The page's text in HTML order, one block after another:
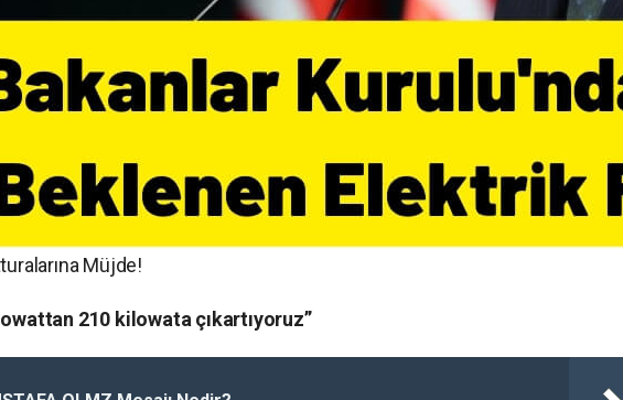
Müjde!
210 kilowata çıkartıyoruz”